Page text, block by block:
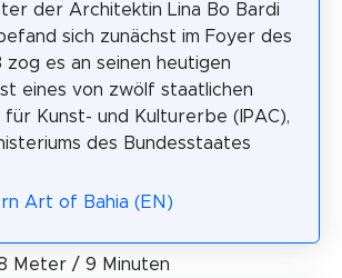
der Architektin Lina Bo Bardi
sich zunächst im Foyer des
es an seinen heutigen
eines von zwölf staatlichen
Kunst- und Kulturerbe (IPAC),
des Bundesstaates
Art of Bahia (EN)
Meter / 9 Minuten